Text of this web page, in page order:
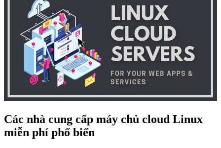
Các nhà cung cấp máy chủ cloud Linux
miễn phí phổ biến